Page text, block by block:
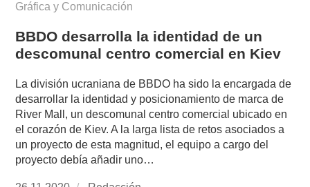
Gráfica y Comunicación
BBDO desarrolla la identidad de un
descomunal centro comercial en Kiev
La división ucraniana de BBDO ha sido la encargada de
desarrollar la identidad y posicionamiento de marca de
River Mall, un descomunal centro comercial ubicado en
el corazón de Kiev. A la larga lista de retos asociados a
un proyecto de esta magnitud, el equipo a cargo del
proyecto debía añadir uno…